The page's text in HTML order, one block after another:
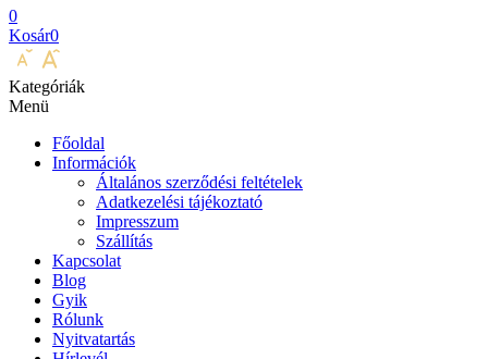
0
Kosár0
Kategóriák
Menü
Főoldal
Információk
Általános szerződési feltételek
Adatkezelési tájékoztató
Impresszum
Szállítás
Kapcsolat
Blog
Gyik
Rólunk
Nyitvatartás